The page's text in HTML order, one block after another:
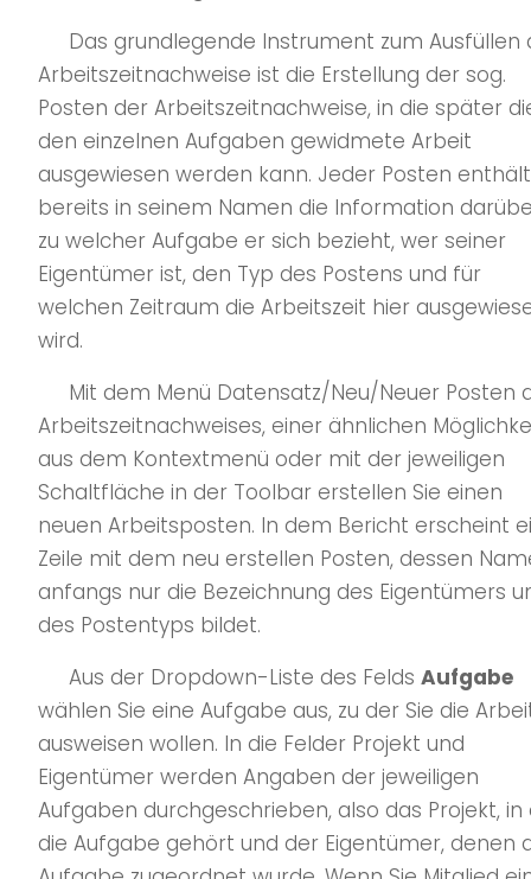
Das grundlegende Instrument zum Ausfüllen
Arbeitszeitnachweise ist die Erstellung der sog.
Posten der Arbeitszeitnachweise, in die später
den einzelnen Aufgaben gewidmete Arbeit
ausgewiesen werden kann. Jeder Posten enthält
bereits in seinem Namen die Information
zu welcher Aufgabe er sich bezieht, wer seiner
Eigentümer ist, den Typ des Postens und für
welchen Zeitraum die Arbeitszeit hier
wird.
Mit dem Menü Datensatz/Neu/Neuer Posten
Arbeitszeitnachweises, einer ähnlichen
aus dem Kontextmenü oder mit der jeweiligen
Schaltfläche in der Toolbar erstellen Sie einen
neuen Arbeitsposten. In dem Bericht erscheint
Zeile mit dem neu erstellen Posten, dessen
anfangs nur die Bezeichnung des Eigentümers
des Postentyps bildet.
Aus der Dropdown-Liste des Felds Aufgabe
wählen Sie eine Aufgabe aus, zu der Sie die
ausweisen wollen. In die Felder Projekt und
Eigentümer werden Angaben der jeweiligen
Aufgaben durchgeschrieben, also das Projekt, in
die Aufgabe gehört und der Eigentümer, denen